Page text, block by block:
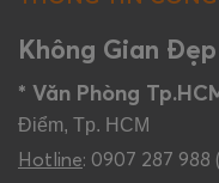
Không Gian
* Văn Phòng
Điểm, Tp. HCM
Hotline: 0907 287 988 (